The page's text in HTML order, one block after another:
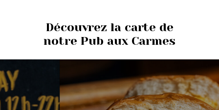
Découvrez la carte de
notre Pub aux Carmes